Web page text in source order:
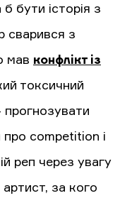
бути історія з
сварився з
мав конфлікт із
токсичний
competition і
реп через увагу
за кого